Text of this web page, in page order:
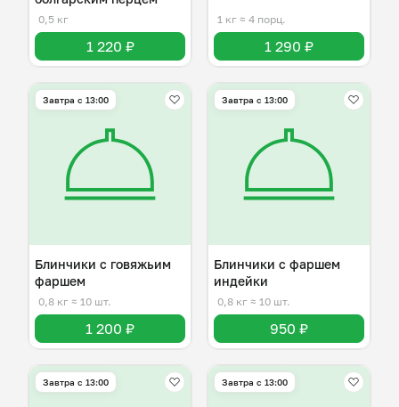
0,5 кг
1 220 ₽
1 кг ≈ 4 порц.
1 290 ₽
Завтра c 13:00
Блинчики с говяжьим
фаршем
0,8 кг ≈ 10 шт.
1 200 ₽
Завтра c 13:00
Блинчики с фаршем
индейки
0,8 кг ≈ 10 шт.
950 ₽
Завтра c 13:00 Завтра c 13:00